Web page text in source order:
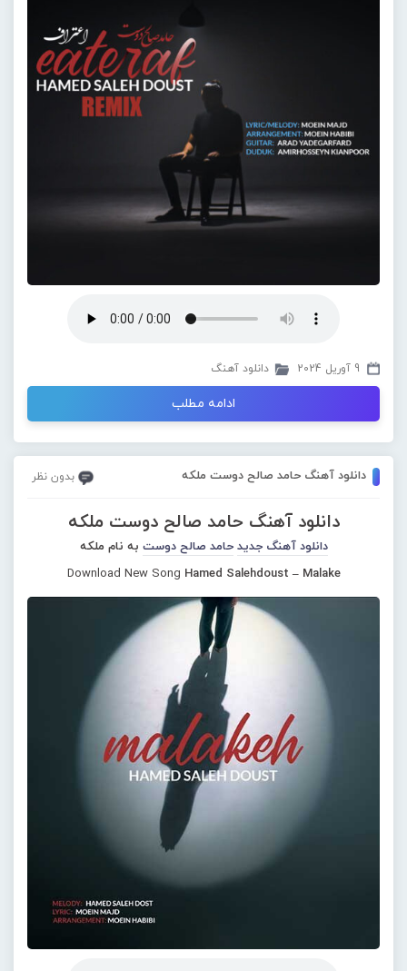
9 آوریل 2024 دانلود آهنگ
ادامه مطلب
دانلود آهنگ حامد صالح دوست ملکه بدون نظر
دانلود آهنگ حامد صالح دوست ملکه
دانلود آهنگ جدید حامد صالح دوست به نام ملکه
Download New Song Hamed Salehdoust – Malake